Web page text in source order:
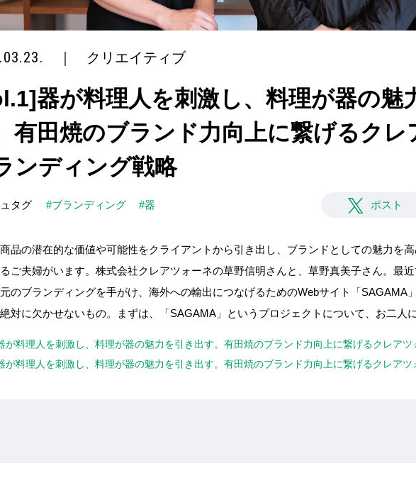
クリエイティブ
器が料理人を刺激し、料理が器の魅
有田焼のブランド力向上に繋げるクレ
ンディング戦略
タグ #ブランディング #器 ポスト
品の潜在的な価値や可能性をクライアントから引き出し、ブランドとしての魅力を
ご夫婦がいます。株式会社クレアツォーネの草野信明さんと、草野真美子さん。最
のブランディングを手がけ、海外への輸出につなげるためのWebサイト「SAGAMA
対に欠かせないもの。まずは、「SAGAMA」というプロジェクトについて、お二人
が料理人を刺激し、料理が器の魅力を引き出す。有田焼のブランド力向上に繋げるクレア
が料理人を刺激し、料理が器の魅力を引き出す。有田焼のブランド力向上に繋げるクレア